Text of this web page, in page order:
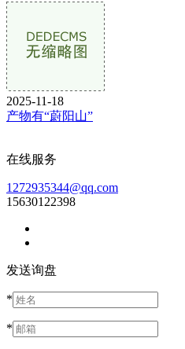
2025-11-18
产物有“蔚阳山”
在线服务
1272935344@qq.com
15630122398
发送询盘
*
*